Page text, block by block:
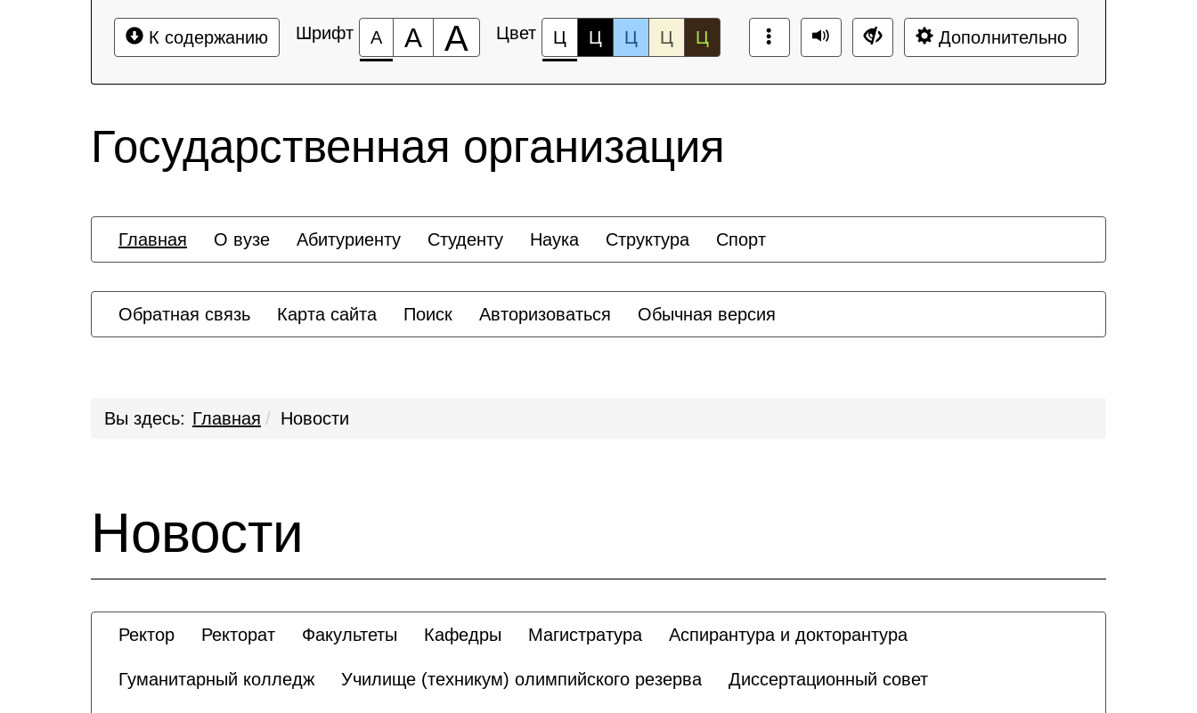
К содержанию Шрифт А А А Цвет Ц Ц Ц Ц Ц Дополнительно
Государственная организация
Главная О вузе Абитуриенту Студенту Наука Структура Спорт
Обратная связь Карта сайта Поиск Авторизоваться Обычная версия
Вы здесь: Главная Новости
Новости
Ректор Ректорат Факультеты Кафедры Магистратура Аспирантура и докторантура
Гуманитарный колледж Училище (техникум) олимпийского резерва Диссертационный совет